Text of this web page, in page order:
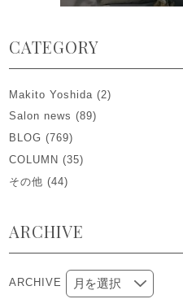
CATEGORY
Makito Yoshida (2)
Salon news (89)
BLOG (769)
COLUMN (35)
その他 (44)
ARCHIVE
ARCHIVE